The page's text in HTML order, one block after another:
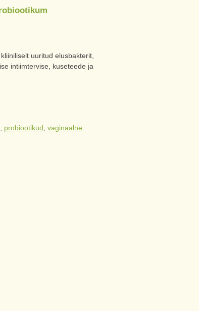
uuritud elusbakterit,
intiimtervise, kuseteede ja
probiootikud ,vaginaalne